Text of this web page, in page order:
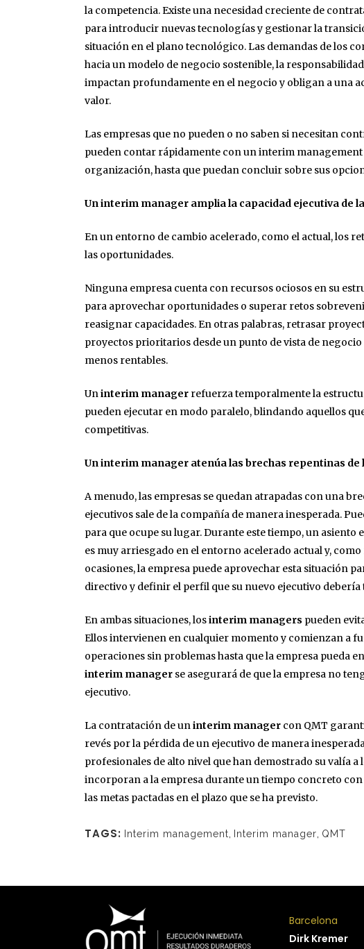
la competencia. Existe una necesidad creciente de
para introducir nuevas tecnologías y gestionar la
situación en el plano tecnológico. Las demandas de los
hacia un modelo de negocio sostenible, la
impactan profundamente en el negocio y obligan a una
valor.
Las empresas que no pueden o no saben si necesitan
pueden contar rápidamente con un interim management
organización, hasta que puedan concluir sobre sus
Un interim manager amplia la capacidad ejecutiva de
En un entorno de cambio acelerado, como el actual, los
las oportunidades.
Ninguna empresa cuenta con recursos ociosos en su
para aprovechar oportunidades o superar retos
reasignar capacidades. En otras palabras, retrasar
proyectos prioritarios desde un punto de vista de
menos rentables.
Uninterim manager refuerza temporalmente la
pueden ejecutar en modo paralelo, blindando aquellos
competitivas.
Un interim manager atenúa las brechas repentinas de
A menudo, las empresas se quedan atrapadas con una
ejecutivos sale de la compañía de manera inesperada.
para que ocupe su lugar. Durante este tiempo, un asiento
es muy arriesgado en el entorno acelerado actual y,
ocasiones, la empresa puede aprovechar esta situación
directivo y definir el perfil que su nuevo ejecutivo debería
En ambas situaciones, losinterim managers pueden
Ellos intervienen en cualquier momento y comienzan a
operaciones sin problemas hasta que la empresa pueda
interim manager se asegurará de que la empresa no
ejecutivo.
La contratación de uninterim manager con QMT
revés por la pérdida de un ejecutivo de manera
profesionales de alto nivel que han demostrado su valía a
incorporan a la empresa durante un tiempo concreto
las metas pactadas en el plazo que se ha previsto.
TAGS: Interim management, Interim manager, QMT
Barcelona
Dirk Kremer